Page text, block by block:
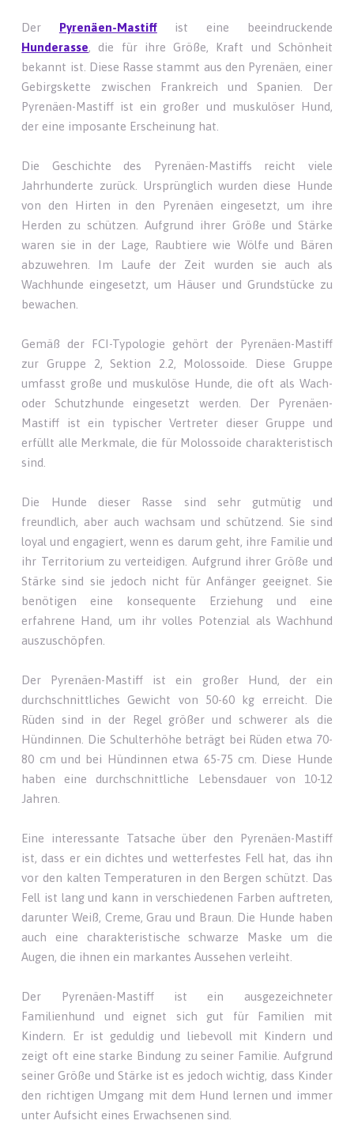
Der Pyrenäen-Mastiffist eine beeindruckende
Hunderasse, die für ihre Größe, Kraft und Schönheit
bekannt ist. Diese Rasse stammt aus den Pyrenäen, einer
Gebirgskette zwischen Frankreich und Spanien. Der
Pyrenäen-Mastiff ist ein großer und muskulöser Hund,
der eine imposante Erscheinung hat.
Die Geschichte des Pyrenäen-Mastiffs reicht viele
Jahrhunderte zurück. Ursprünglich wurden diese Hunde
von den Hirten in den Pyrenäen eingesetzt, um ihre
Herden zu schützen. Aufgrund ihrer Größe und Stärke
waren sie in der Lage, Raubtiere wie Wölfe und Bären
abzuwehren. Im Laufe der Zeit wurden sie auch als
Wachhunde eingesetzt, um Häuser und Grundstücke zu
bewachen.
Gemäß der FCI-Typologie gehört der Pyrenäen-Mastiff
zur Gruppe 2, Sektion 2.2, Molossoide. Diese Gruppe
umfasst große und muskulöse Hunde, die oft als Wach-
oder Schutzhunde eingesetzt werden. Der Pyrenäen-
Mastiff ist ein typischer Vertreter dieser Gruppe und
erfüllt alle Merkmale, die für Molossoide charakteristisch
sind.
Die Hunde dieser Rasse sind sehr gutmütig und
freundlich, aber auch wachsam und schützend. Sie sind
loyal und engagiert, wenn es darum geht, ihre Familie und
ihr Territorium zu verteidigen. Aufgrund ihrer Größe und
Stärke sind sie jedoch nicht für Anfänger geeignet. Sie
benötigen eine konsequente Erziehung und eine
erfahrene Hand, um ihr volles Potenzial als Wachhund
auszuschöpfen.
Der Pyrenäen-Mastiff ist ein großer Hund, der ein
durchschnittliches Gewicht von 50-60 kg erreicht. Die
Rüden sind in der Regel größer und schwerer als die
Hündinnen. Die Schulterhöhe beträgt bei Rüden etwa 70-
80 cm und bei Hündinnen etwa 65-75 cm. Diese Hunde
haben eine durchschnittliche Lebensdauer von 10-12
Jahren.
Eine interessante Tatsache über den Pyrenäen-Mastiff
ist, dass er ein dichtes und wetterfestes Fell hat, das ihn
vor den kalten Temperaturen in den Bergen schützt. Das
Fell ist lang und kann in verschiedenen Farben auftreten,
darunter Weiß, Creme, Grau und Braun. Die Hunde haben
auch eine charakteristische schwarze Maske um die
Augen, die ihnen ein markantes Aussehen verleiht.
Der Pyrenäen-Mastiff ist ein ausgezeichneter
Familienhund und eignet sich gut für Familien mit
Kindern. Er ist geduldig und liebevoll mit Kindern und
zeigt oft eine starke Bindung zu seiner Familie. Aufgrund
seiner Größe und Stärke ist es jedoch wichtig, dass Kinder
den richtigen Umgang mit dem Hund lernen und immer
unter Aufsicht eines Erwachsenen sind.